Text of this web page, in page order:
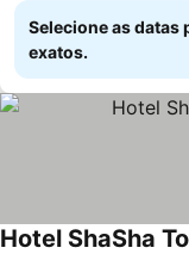
Selecione as datas
exatos.
Hotel ShaSha